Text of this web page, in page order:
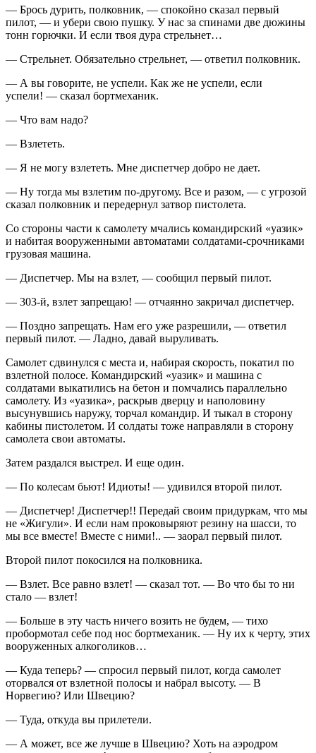
— Брось дурить, полковник, — спокойно сказал первый
пилот, — и убери свою пушку. У нас за спинами две дюжины
тонн горючки. И если твоя дура стрельнет…
— Стрельнет. Обязательно стрельнет, — ответил полковник.
— А вы говорите, не успели. Как же не успели, если
успели! — сказал бортмеханик.
— Что вам надо?
— Взлететь.
— Я не могу взлететь. Мне диспетчер добро не дает.
— Ну тогда мы взлетим по-другому. Все и разом, — с угрозой
сказал полковник и передернул затвор пистолета.
Со стороны части к самолету мчались командирский «уазик»
и набитая вооруженными автоматами солдатами-срочниками
грузовая машина.
— Диспетчер. Мы на взлет, — сообщил первый пилот.
— 303-й, взлет запрещаю! — отчаянно закричал диспетчер.
— Поздно запрещать. Нам его уже разрешили, — ответил
первый пилот. — Ладно, давай выруливать.
Самолет сдвинулся с места и, набирая скорость, покатил по
взлетной полосе. Командирский «уазик» и машина с
солдатами выкатились на бетон и помчались параллельно
самолету. Из «уазика», раскрыв дверцу и наполовину
высунувшись наружу, торчал командир. И тыкал в сторону
кабины пистолетом. И солдаты тоже направляли в сторону
самолета свои автоматы.
Затем раздался выстрел. И еще один.
— По колесам бьют! Идиоты! — удивился второй пилот.
— Диспетчер! Диспетчер!! Передай своим придуркам, что мы
не «Жигули». И если нам проковыряют резину на шасси, то
мы все вместе! Вместе с ними!.. — заорал первый пилот.
Второй пилот покосился на полковника.
— Взлет. Все равно взлет! — сказал тот. — Во что бы то ни
стало — взлет!
— Больше в эту часть ничего возить не будем, — тихо
пробормотал себе под нос бортмеханик. — Ну их к черту, этих
вооруженных алкоголиков…
— Куда теперь? — спросил первый пилот, когда самолет
оторвался от взлетной полосы и набрал высоту. — В
Норвегию? Или Швецию?
— Туда, откуда вы прилетели.
— А может, все же лучше в Швецию? Хоть на аэродром